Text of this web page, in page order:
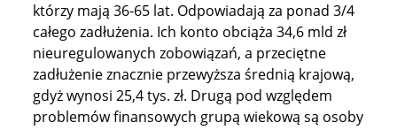
którzy mają 36-65 lat. Odpowiadają za ponad 3/4
całego zadłużenia. Ich konto obciąża 34,6 mld zł
nieuregulowanych zobowiązań, a przeciętne
zadłużenie znacznie przewyższa średnią krajową,
gdyż wynosi 25,4 tys. zł. Drugą pod względem
problemów finansowych grupą wiekową są osoby